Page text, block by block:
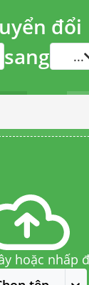
đổi
sang ...
hoặc nhấp